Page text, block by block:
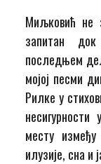
Миљковић не
запитан
последњем
мојој песми
Рилке у
месту
илузије, сна и